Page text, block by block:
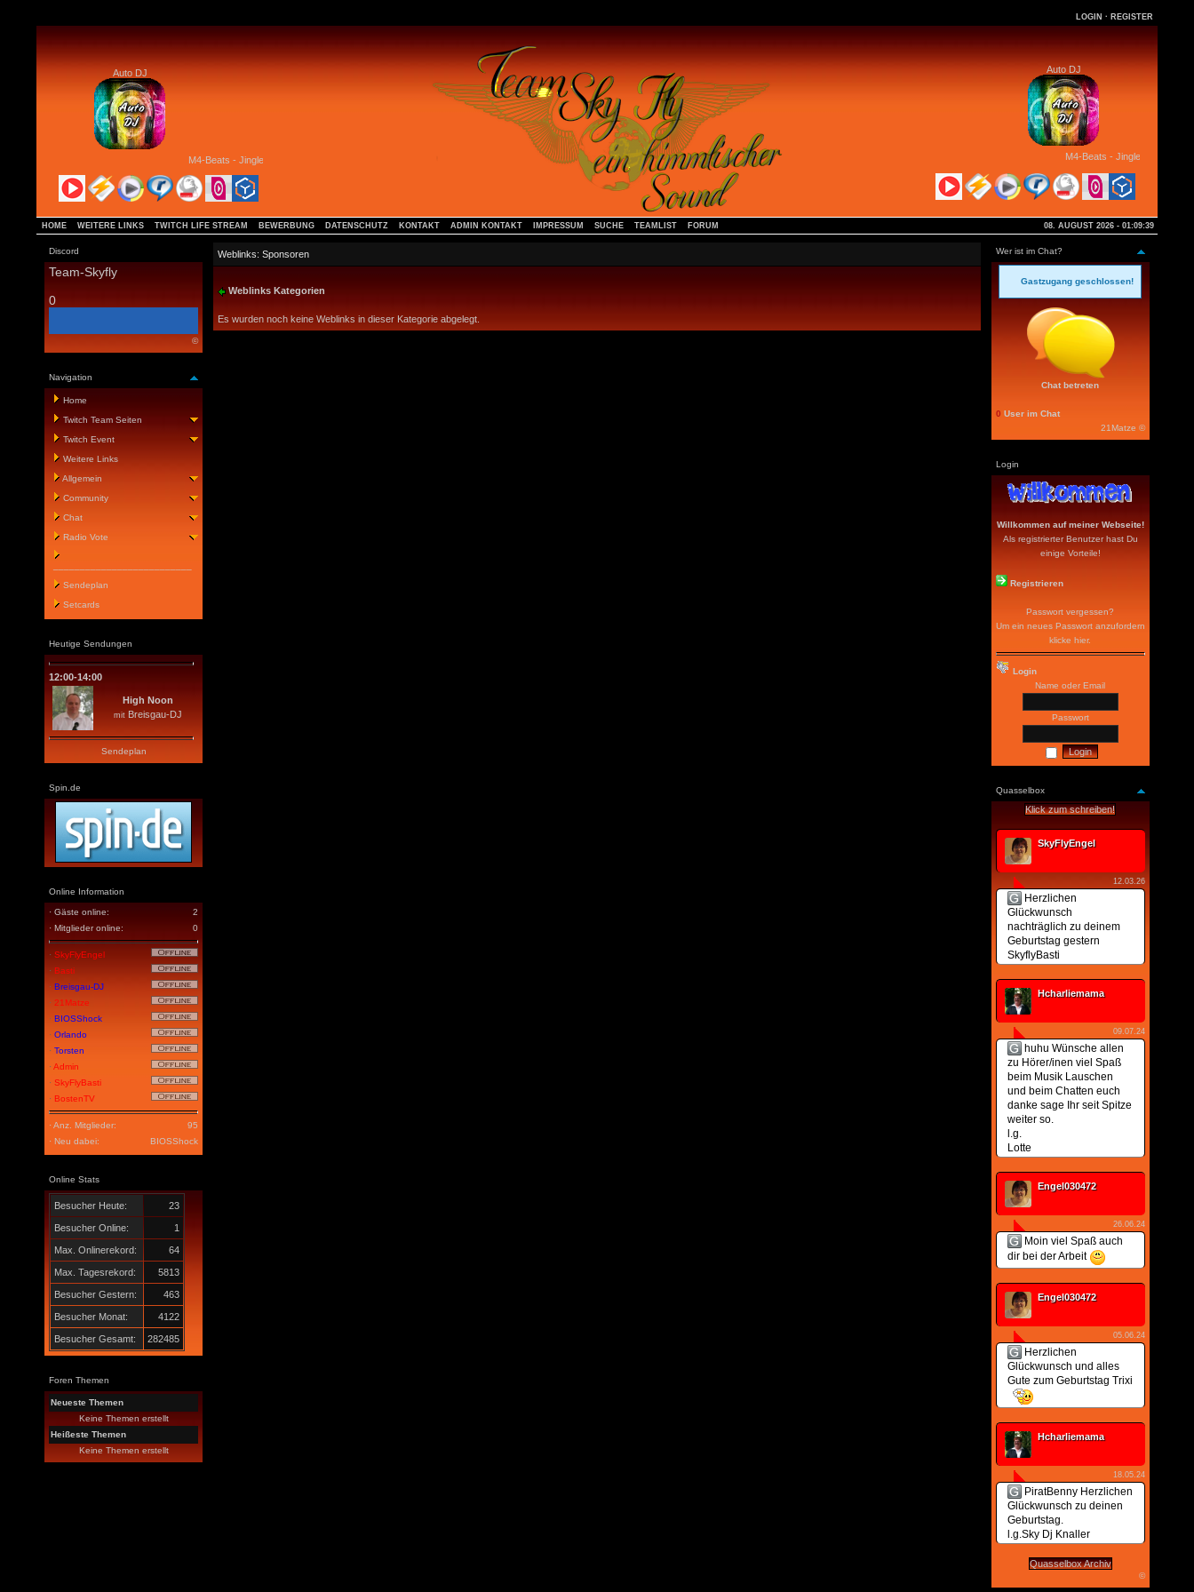
LOGIN · REGISTER
Auto DJ
M4-Beats - Jingle Aggro Bells
Auto DJ
M4-Beats - Jingle Aggro Bells
HOME WEITERE LINKS TWITCH LIFE STREAM BEWERBUNG DATENSCHUTZ KONTAKT ADMIN KONTAKT IMPRESSUM SUCHE TEAMLIST FORUM 08. AUGUST 2026 - 01:09:39
Discord
Team-Skyfly
0
©
Navigation
Home
Twitch Team Seiten
Twitch Event
Weitere Links
Allgemein
Community
Chat
Radio Vote
Sendeplan
Setcards
Heutige Sendungen
12:00-14:00
High Noon
mit Breisgau-DJ
Sendeplan
Spin.de
Online Information
· Gäste online:
2
· Mitglieder online:
0
·SkyFlyEngel
·Basti
·Breisgau-DJ
· 21Matze
·BIOSShock
·Orlando
·Torsten
·Admin
·SkyFlyBasti
· BostenTV
· Anz. Mitglieder:
95
· Neu dabei:
BIOSShock
Online Stats
Besucher Heute: 23
Besucher Online: 1
Max. Onlinerekord: 64
Max. Tagesrekord: 5813
Besucher Gestern: 463
Besucher Monat: 4122
Besucher Gesamt: 282485
Foren Themen
Neueste Themen
Keine Themen erstellt
Heißeste Themen
Keine Themen erstellt
Wer ist im Chat?
Gastzugang geschlossen!
Chat betreten
0 User im Chat
21Matze ©
Login
Willkommen auf meiner Webseite!
Als registrierter Benutzer hast Du
einige Vorteile!
Registrieren
Passwort vergessen?
Um ein neues Passwort anzufordern
klicke hier.
Login
Name oder Email
Passwort
Quasselbox
Klick zum schreiben!
SkyFlyEngel
12.03.26
Herzlichen
Glückwunsch
nachträglich zu deinem
Geburtstag gestern
SkyflyBasti
Hcharliemama
09.07.24
huhu Wünsche allen
zu Hörer/inen viel Spaß
beim Musik Lauschen
und beim Chatten euch
danke sage Ihr seit Spitze
weiter so.
l.g.
Lotte
Engel030472
26.06.24
Moin viel Spaß auch
dir bei der Arbeit
Engel030472
05.06.24
Herzlichen
Glückwunsch und alles
Gute zum Geburtstag Trixi
Hcharliemama
18.05.24
PiratBenny Herzlichen
Glückwunsch zu deinen
Geburtstag.
l.g.Sky Dj Knaller
Quasselbox Archiv
©
Weblinks: Sponsoren
Weblinks Kategorien
Es wurden noch keine Weblinks in dieser Kategorie abgelegt.